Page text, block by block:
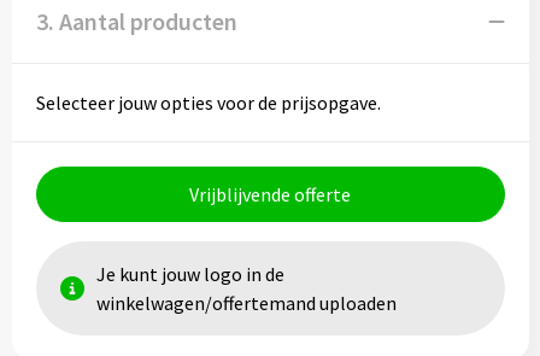
3. Aantal producten
Selecteer jouw opties voor de prijsopgave.
Vrijblijvende offerte
Je kunt jouw logo in de
winkelwagen/offertemand uploaden